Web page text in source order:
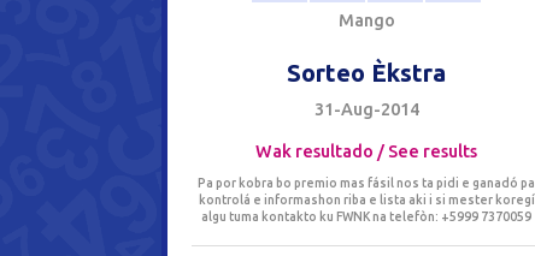
Mango
Sorteo Èkstra
31-Aug-2014
Wak resultado / See results
Pa por kobra bo premio mas fásil nos ta pidi e ganadó pa
kontrolá e informashon riba e lista aki i si mester koregí
algu tuma kontakto ku FWNK na telefòn: +5999 7370059